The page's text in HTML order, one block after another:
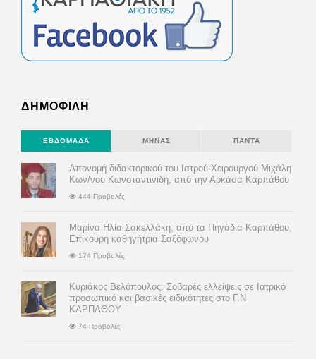
ΔΗΜΟΦΙΛΗ
ΕΒΔΟΜΆΔΑ ΜΉΝΑΣ ΠΆΝΤΑ
Απονομή διδακτορικού του Ιατρού-Χειρουργού Μιχάλη
Κων/νου Κωνσταντινιδη, από την Αρκάσα Καρπάθου
444 Προβολές
Μαρίνα Ηλία Σακελλάκη, από τα Πηγάδια Καρπάθου,
Επίκουρη καθηγήτρια Σαξόφωνου
174 Προβολές
Κυριάκος Βελόπουλος: Σοβαρές ελλείψεις σε Ιατρικό
προσωπικό και βασικές ειδικότητες στο Γ.Ν
ΚΑΡΠΑΘΟΥ
74 Προβολές